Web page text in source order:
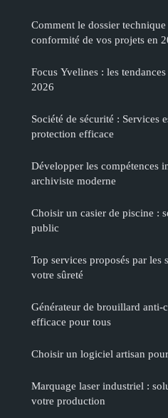
Comment le dossier
conformité de vos projets en
Focus Yvelines : les
2026
Société de sécurité : Services
protection efficace
Développer les compétences
archiviste moderne
Choisir un casier de piscine :
public
Top services proposés par les
votre sûreté
Générateur de brouillard anti-
efficace pour tous
Choisir un logiciel artisan
Marquage laser industriel :
votre production